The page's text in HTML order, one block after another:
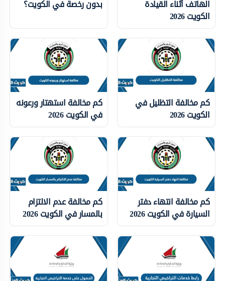
الهاتف أثناء القيادة
الكويت 2026
بدون رخصة في الكويت؟
كم مخالفة التظليل في
الكويت 2026
كم مخالفة استهتار ورعونه
في الكويت 2026
كم مخالفة انتهاء دفتر
السيارة في الكويت 2026
كم مخالفة عدم الالتزام
بالمسار في الكويت 2026